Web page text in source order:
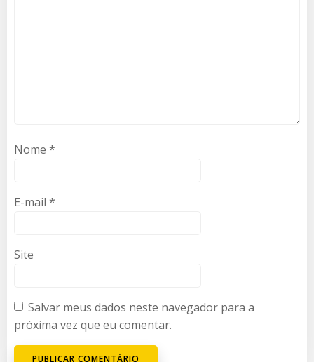
Nome *
E-mail *
Site
Salvar meus dados neste navegador para a
próxima vez que eu comentar.